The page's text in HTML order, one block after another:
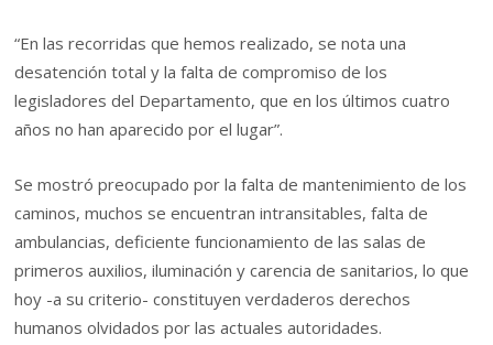
“En las recorridas que hemos realizado, se nota una
desatención total y la falta de compromiso de los
legisladores del Departamento, que en los últimos cuatro
años no han aparecido por el lugar”.
Se mostró preocupado por la falta de mantenimiento de los
caminos, muchos se encuentran intransitables, falta de
ambulancias, deficiente funcionamiento de las salas de
primeros auxilios, iluminación y carencia de sanitarios, lo que
hoy -a su criterio- constituyen verdaderos derechos
humanos olvidados por las actuales autoridades.